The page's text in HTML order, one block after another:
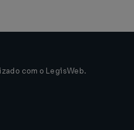
com o LegisWeb.